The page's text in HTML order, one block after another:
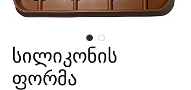
სილიკონის
ფორმა